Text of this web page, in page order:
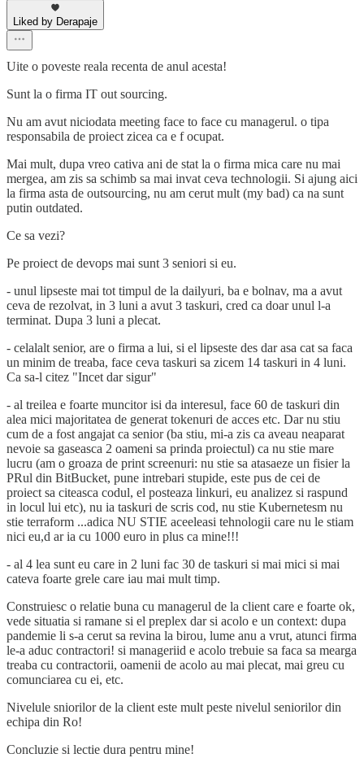
Liked by Derapaje
Uite o poveste reala recenta de anul acesta!
Sunt la o firma IT out sourcing.
Nu am avut niciodata meeting face to face cu managerul. o tipa
responsabila de proiect zicea ca e f ocupat.
Mai mult, dupa vreo cativa ani de stat la o firma mica care nu mai
mergea, am zis sa schimb sa mai invat ceva technologii. Si ajung aici
la firma asta de outsourcing, nu am cerut mult (my bad) ca na sunt
putin outdated.
Ce sa vezi?
Pe proiect de devops mai sunt 3 seniori si eu.
- unul lipseste mai tot timpul de la dailyuri, ba e bolnav, ma a avut
ceva de rezolvat, in 3 luni a avut 3 taskuri, cred ca doar unul l-a
terminat. Dupa 3 luni a plecat.
- celalalt senior, are o firma a lui, si el lipseste des dar asa cat sa faca
un minim de treaba, face ceva taskuri sa zicem 14 taskuri in 4 luni.
Ca sa-l citez "Incet dar sigur"
- al treilea e foarte muncitor isi da interesul, face 60 de taskuri din
alea mici majoritatea de generat tokenuri de acces etc. Dar nu stiu
cum de a fost angajat ca senior (ba stiu, mi-a zis ca aveau neaparat
nevoie sa gaseasca 2 oameni sa prinda proiectul) ca nu stie mare
lucru (am o groaza de print screenuri: nu stie sa atasaeze un fisier la
PRul din BitBucket, pune intrebari stupide, este pus de cei de
proiect sa citeasca codul, el posteaza linkuri, eu analizez si raspund
in locul lui etc), nu ia taskuri de scris cod, nu stie Kubernetesm nu
stie terraform ...adica NU STIE aceeleasi tehnologii care nu le stiam
nici eu,d ar ia cu 1000 euro in plus ca mine!!!
- al 4 lea sunt eu care in 2 luni fac 30 de taskuri si mai mici si mai
cateva foarte grele care iau mai mult timp.
Construiesc o relatie buna cu managerul de la client care e foarte ok,
vede situatia si ramane si el preplex dar si acolo e un context: dupa
pandemie li s-a cerut sa revina la birou, lume anu a vrut, atunci firma
le-a aduc contractori! si manageriid e acolo trebuie sa faca sa mearga
treaba cu contractorii, oamenii de acolo au mai plecat, mai greu cu
comunciarea cu ei, etc.
Nivelule sniorilor de la client este mult peste nivelul seniorilor din
echipa din Ro!
Concluzie si lectie dura pentru mine!